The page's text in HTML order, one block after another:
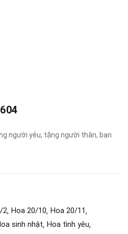
người yêu, tặng người thân, bạn
2 Hoa 20/10 Hoa 20/11
sinh nhật Hoa tình yêu